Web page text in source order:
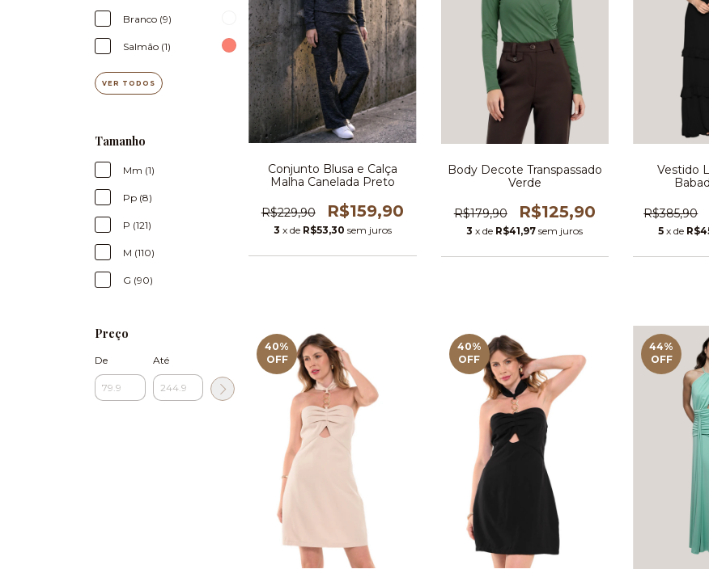
Branco (9)
Salmão (1)
VER TODOS
Tamanho
Mm (1)
Pp (8)
P (121)
M (110)
G (90)
Preço
De Até
Conjunto Blusa e Calça
Malha Canelada Preto
R$229,90 R$159,90
3 x de R$53,30 sem juros
Body Decote Transpassado
Verde
R$179,90 R$125,90
3 x de R$41,97 sem juros
Vestido
R$385,90
5 x de
40%
OFF
40%
OFF
44%
OFF